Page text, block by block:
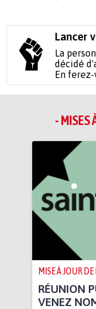
Lancer
La
décidé
En ferez-
- MISES
MISE À JOUR
RÉUNION
VENEZ